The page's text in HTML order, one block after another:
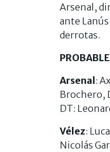
Arsenal,
ante
derrotas.
Arsenal:
Brochero,
DT:
Vélez:
Nicolás